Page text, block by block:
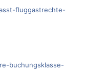
fluggastrechte-
buchungsklasse-